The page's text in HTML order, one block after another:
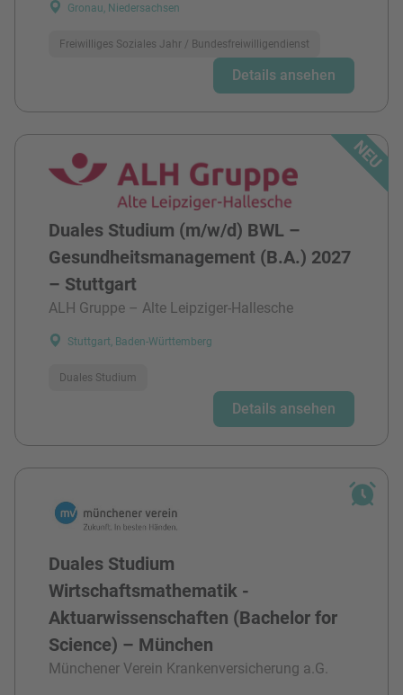
Gronau, Niedersachsen
Freiwilliges Soziales Jahr / Bundesfreiwilligendienst
Details ansehen
Duales Studium (m/w/d) BWL –
Gesundheitsmanagement (B.A.) 2027
– Stuttgart
ALH Gruppe – Alte Leipziger-Hallesche
Stuttgart, Baden-Württemberg
Duales Studium
Details ansehen
Duales Studium
Wirtschaftsmathematik -
Aktuarwissenschaften (Bachelor for
Science) – München
Münchener Verein Krankenversicherung a.G.